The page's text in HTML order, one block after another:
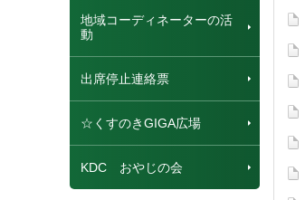
地域コーディネーターの活
動
出席停止連絡票
☆くすのきGIGA広場
KDC おやじの会